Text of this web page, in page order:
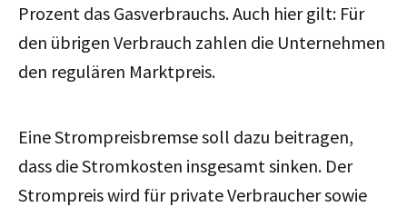
Prozent das Gasverbrauchs. Auch hier gilt: Für
den übrigen Verbrauch zahlen die Unternehmen
den regulären Marktpreis.
Eine Strompreisbremse soll dazu beitragen,
dass die Stromkosten insgesamt sinken. Der
Strompreis wird für private Verbraucher sowie